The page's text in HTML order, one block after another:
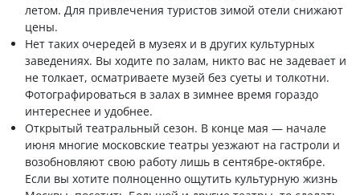
летом. Для привлечения туристов зимой отели снижают
цены.
Нет таких очередей в музеях и в других культурных
заведениях. Вы ходите по залам, никто вас не задевает и
не толкает, осматриваете музей без суеты и толкотни.
Фотографироваться в залах в зимнее время гораздо
интереснее и удобнее.
Открытый театральный сезон. В конце мая — начале
июня многие московские театры уезжают на гастроли и
возобновляют свою работу лишь в сентябре-октябре.
Если вы хотите полноценно ощутить культурную жизнь